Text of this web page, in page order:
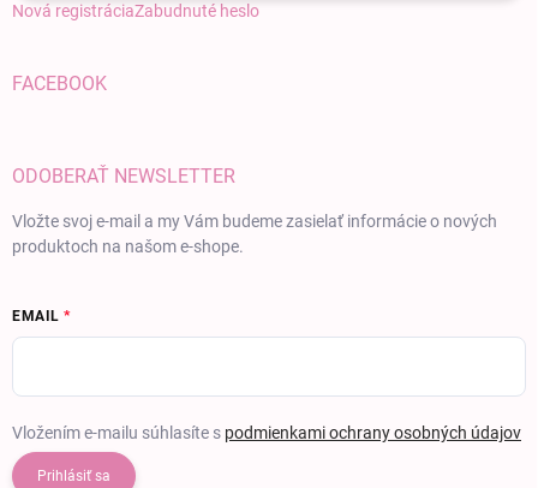
Nová registráciaZabudnuté heslo
FACEBOOK
ODOBERAŤ NEWSLETTER
Vložte svoj e-mail a my Vám budeme zasielať informácie o nových
produktoch na našom e-shope.
EMAIL
Vložením e-mailu súhlasíte s podmienkami ochrany osobných údajov
Prihlásiť sa